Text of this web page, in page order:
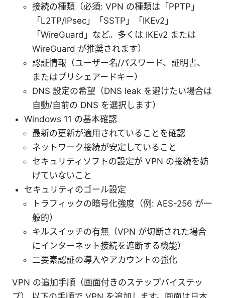
接続の種類（必須: VPN の種類は「PPTP」
「L2TP/IPsec」「SSTP」「IKEv2」
「WireGuard」など。多くは IKEv2 または
WireGuard が推奨されます）
認証情報（ユーザー名/パスワード、証明書、
またはプリシェアードキー）
DNS 設定の希望（DNS leak を避けたい場合は
自動/自前の DNS を選択します）
Windows 11 の基本確認
最新の更新が適用されていることを確認
ネットワーク接続が安定していること
セキュリティソフトの設定が VPN の接続を妨
げていないこと
セキュリティのゴール設定
トラフィックの暗号化強度（例: AES-256 が一
般的）
キルスイッチの有無（VPN が切断された場合
にインターネット接続を遮断する機能）
二要素認証の導入やアカウントの強化
VPN の追加手順（画面付きのステップバイステッ